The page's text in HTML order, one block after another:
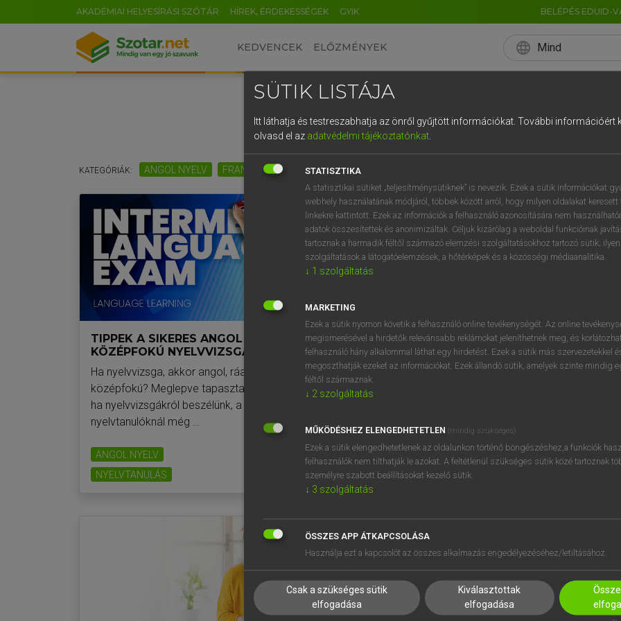
AKADÉMIAI HELYESÍRÁSI SZÓTÁR HÍREK, ÉRDEKESSÉGEK GYIK BELÉPÉS EDUID-
language Mind
KEDVENCEK ELŐZMÉNYEK
NYELVVIZSGA
KATEGÓRIÁK: ANGOL NYELV FRANCIA NYELV HELYESÍRÁS
TIPPEK A SIKERES ANGOL
KÖZÉPFOKÚ NYELVVIZSGÁHOZ
Ha nyelvvizsga, akkor angol, ráadásul
középfokú? Meglepve tapasztalhatjuk, hogy
ha nyelvvizsgákról beszélünk, a
nyelvtanulóknál még …
ANGOL NYELV
NYELVTANULÁS
2021. 11. 07.
ISMERD MEG A
NYELVVIZSGATÍPUSOKAT, HOGY NE
ÉRJEN MEGLEPETÉS!
Amikor a vizsgázók beülnek a
NYELVTANULÁS
SÜTIK LISTÁJA
Itt láthatja és testreszabhatja az önről gyűjtött információkat. További információért
olvasd el az adatvédelmi tájékoztatónkat.
STATISZTIKA
A statisztikai sütiket „teljesítménysütiknek” is nevezik. Ezek a sütik információkat
webhely használatának módjáról, többek között arról, hogy milyen oldalakat keresett
linkekre kattintott. Ezek az információk a felhasználó azonosítására nem
adatok összesítettek és anonimizáltak. Céljuk kizárólag a weboldal funkcióinak
tartoznak a harmadik féltől származó elemzési szolgáltatásokhoz tartozó sütik;
szolgáltatások a látogatóelemzések, a hőtérképek és a közösségi médiaanalitika.
↓ 1 szolgáltatás
MARKETING
Ezek a sütik nyomon követik a felhasználó online tevékenységét. Az online
megismerésével a hirdetők relevánsabb reklámokat jeleníthetnek meg, és
felhasználó hány alkalommal láthat egy hirdetést. Ezek a sütik más szervezetekkel
megoszthatják ezeket az információkat. Ezek állandó sütik, amelyek szinte mindig
féltől származnak.
↓ 2 szolgáltatás
MŰKÖDÉSHEZ ELENGEDHETETLEN (mindig szükséges)
Ezek a sütik elengedhetetlenek az oldalunkon történő böngészéshez,a funkciók
felhasználók nem tilthatják le azokat. A feltétlenül szükséges sütik közé tartoznak
személyre szabott beállításokat kezelő sütik.
↓ 3 szolgáltatás
ÖSSZES APP ÁTKAPCSOLÁSA
Használja ezt a kapcsolót az összes alkalmazás engedélyezéséhez/letiltásához.
Csak a szükséges sütik
elfogadása
Kiválasztottak
elfogadása
EN HU DE CN FR ES IT NL RU
q w e
a s d f